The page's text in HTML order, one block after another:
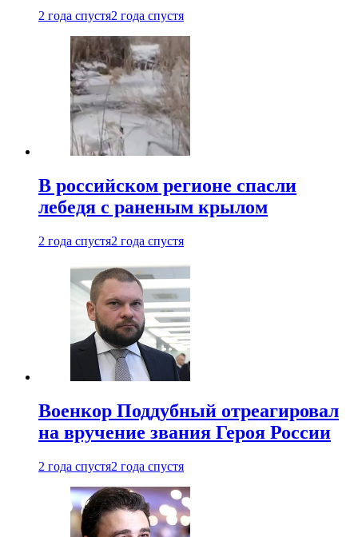
2 года спустя2 года спустя
В российском регионе спасли
лебедя с раненым крылом
2 года спустя2 года спустя
Военкор Поддубный отреагировал
на вручение звания Героя России
2 года спустя2 года спустя